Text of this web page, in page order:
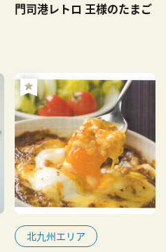
門司港レトロ 王様のたまご
北九州エリア